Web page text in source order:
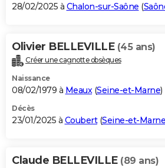
28/02/2025 à Chalon-sur-Saône (
Olivier BELLEVILLE (45 ans)
Créer une cagnotte obsèques
Naissance
08/02/1979 à Meaux(Seine-et-Marne)
Décès
23/01/2025 à Coubert(Seine-et-Marne
Claude BELLEVILLE (89 ans)